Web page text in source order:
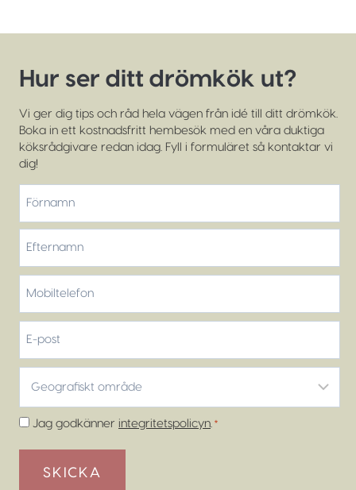
Hur ser ditt drömkök ut?
Vi ger dig tips och råd hela vägen från idé till ditt drömkök.
Boka in ett kostnadsfritt hembesök med en våra duktiga
köksrådgivare redan idag. Fyll i formuläret så kontaktar vi
dig!
Efternamn
post
område
*
Samtycke
Jag godkänner integritetspolicyn. *